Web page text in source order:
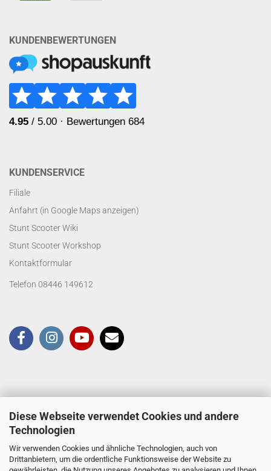
Diese Webseite verwendet Cookies und andere
Technologien
Wir verwenden Cookies und ähnliche Technologien, auch von
Drittanbietern, um die ordentliche Funktionsweise der Website zu
KUNDENBEWERTUNGEN
KUNDENSERVICE
Filiale
Anfahrt (in Google Maps anzeigen)
Stunt Scooter Wiki
Stunt Scooter Workshop
Kontaktformular
Telefon 08446 149612